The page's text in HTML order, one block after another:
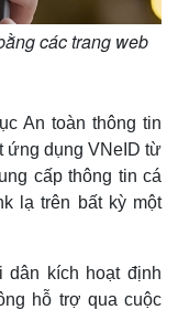
các trang web
An toàn thông tin
ứng dụng VNeID từ
cấp thông tin cá
lạ trên bất kỳ một
kích hoạt định
hỗ trợ qua cuộc